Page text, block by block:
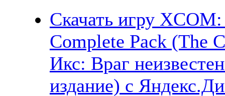
Скачать игру
Complete Pack (The
Икс: Враг
издание) с